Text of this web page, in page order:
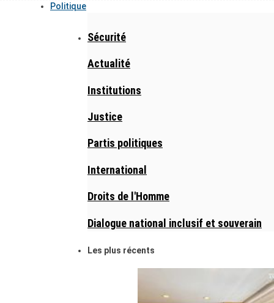
Politique
Sécurité
Actualité
Institutions
Justice
Partis politiques
International
Droits de l'Homme
Dialogue national inclusif et souverain
Les plus récents